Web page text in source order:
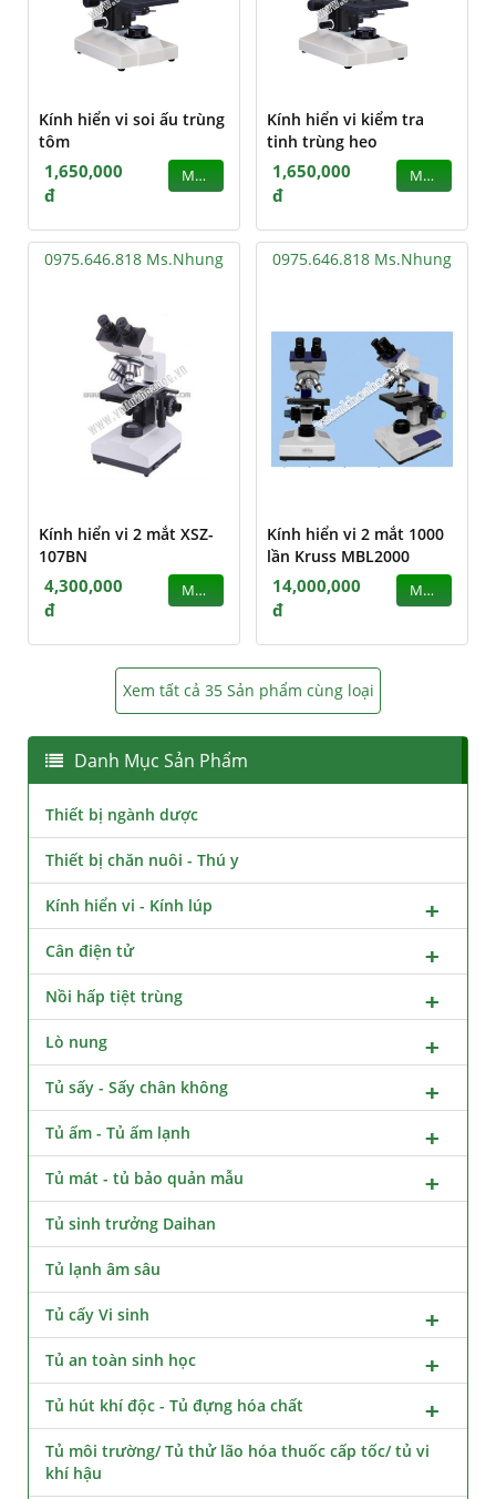
Kính hiển vi soi ấu trùng
tôm
1,650,000
đ
MUA
Kính hiển vi kiểm tra
tinh trùng heo
1,650,000
đ
MUA
0975.646.818 Ms.Nhung
Kính hiển vi 2 mắt XSZ-
107BN
4,300,000
đ
MUA
0975.646.818 Ms.Nhung
Kính hiển vi 2 mắt 1000
lần Kruss MBL2000
14,000,000
đ
MUA
Xem tất cả 35 Sản phẩm cùng loại
Danh Mục Sản Phẩm
Thiết bị ngành dược
Thiết bị chăn nuôi - Thú y
Kính hiển vi - Kính lúp
Cân điện tử
Nồi hấp tiệt trùng
Lò nung
Tủ sấy - Sấy chân không
Tủ ấm - Tủ ấm lạnh
Tủ mát - tủ bảo quản mẫu
Tủ sinh trưởng Daihan
Tủ lạnh âm sâu
Tủ cấy Vi sinh
Tủ an toàn sinh học
Tủ hút khí độc - Tủ đựng hóa chất
Tủ môi trường/ Tủ thử lão hóa thuốc cấp tốc/ tủ vi
khí hậu